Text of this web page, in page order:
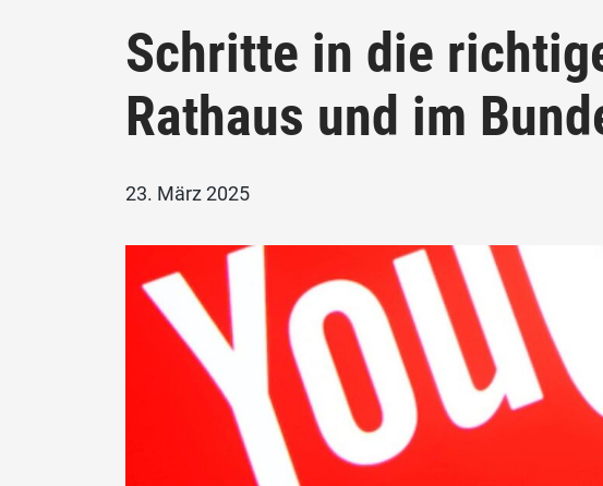
Schritte in die
Rathaus und im
23. März 2025